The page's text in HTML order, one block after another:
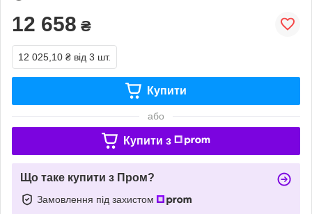
12 658 ₴
12 025,10 ₴ від 3 шт.
Купити
або
Купити з
Що таке купити з Пром?
Замовлення під захистом